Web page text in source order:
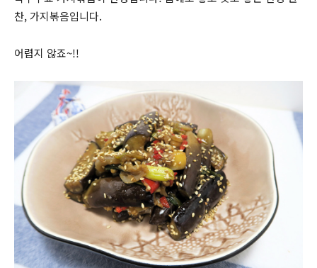
찬, 가지볶음입니다.
어렵지 않죠~!!